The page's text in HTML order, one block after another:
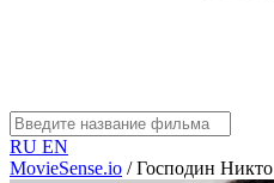
RU EN
MovieSense.io / Господин Никто